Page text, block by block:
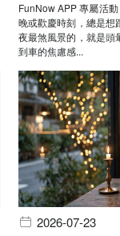
FunNow APP 專屬活
晚或歡慶時刻，總是
夜最煞風景的，就是頭
到車的焦慮感...
2026-07-23